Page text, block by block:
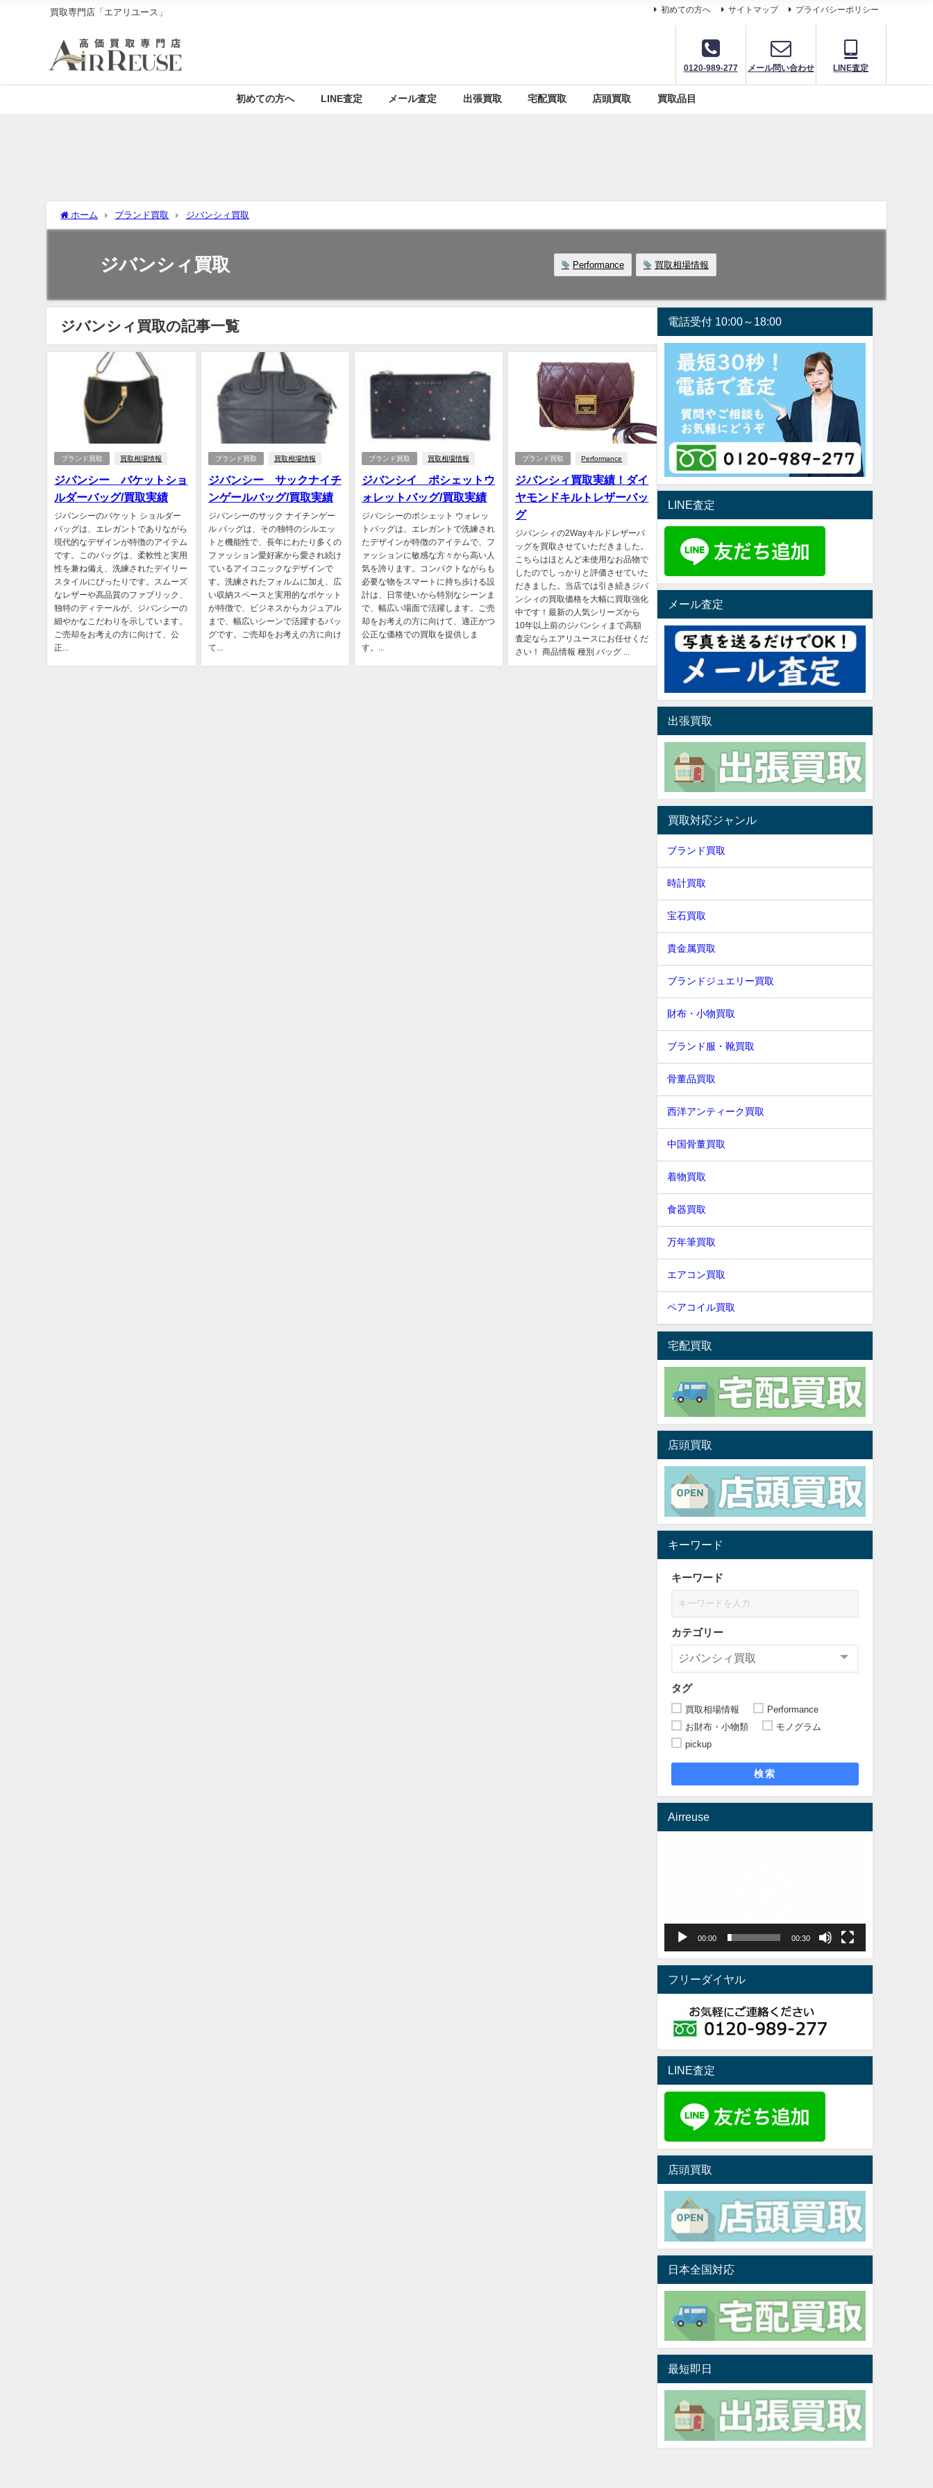
買取専門店「エアリユース」 初めての方へ サイトマップ プライバシーポリシー
0120-989-277 メール問い合わせ LINE査定
初めての方へ LINE査定 メール査定 出張買取 宅配買取 店頭買取 買取品目
ホーム ブランド買取 ジバンシィ買取
ジバンシィ買取 Performance 買取相場情報
ジバンシィ買取の記事一覧
ブランド買取 買取相場情報
ジバンシー バケットショ
ルダーバッグ/買取実績
ジバンシーのバケット ショルダー
バッグは、エレガントでありながら
現代的なデザインが特徴のアイテム
です。このバッグは、柔軟性と実用
性を兼ね備え、洗練されたデイリー
スタイルにぴったりです。スムーズ
なレザーや高品質のファブリック、
独特のディテールが、ジバンシーの
細やかなこだわりを示しています。
ご売却をお考えの方に向けて、公
正...
ブランド買取 買取相場情報
ジバンシー サックナイチ
ンゲールバッグ/買取実績
ジバンシーのサック ナイチンゲー
ル バッグは、その独特のシルエッ
トと機能性で、長年にわたり多くの
ファッション愛好家から愛され続け
ているアイコニックなデザインで
す。洗練されたフォルムに加え、広
い収納スペースと実用的なポケット
が特徴で、ビジネスからカジュアル
まで、幅広いシーンで活躍するバッ
グです。ご売却をお考えの方に向け
て...
ブランド買取 買取相場情報
ジバンシイ ポシェットウ
ォレットバッグ/買取実績
ジバンシーのポシェット ウォレッ
トバッグは、エレガントで洗練され
たデザインが特徴のアイテムで、フ
ァッションに敏感な方々から高い人
気を誇ります。コンパクトながらも
必要な物をスマートに持ち歩ける設
計は、日常使いから特別なシーンま
で、幅広い場面で活躍します。ご売
却をお考えの方に向けて、適正かつ
公正な価格での買取を提供しま
す。...
ブランド買取 Performance
ジバンシィ買取実績！ダイ
ヤモンドキルトレザーバッ
グ
ジバンシィの2Wayキルドレザーバ
ッグを買取させていただきました。
こちらはほとんど未使用なお品物で
したのでしっかりと評価させていた
だきました。当店では引き続きジバ
ンシィの買取価格を大幅に買取強化
中です！最新の人気シリーズから
10年以上前のジバンシィまで高額
査定ならエアリユースにお任せくだ
さい！ 商品情報 種別 バッグ ...
電話受付 10:00～18:00
LINE査定
メール査定
出張買取
買取対応ジャンル
ブランド買取
時計買取
宝石買取
貴金属買取
ブランドジュエリー買取
財布・小物買取
ブランド服・靴買取
骨董品買取
西洋アンティーク買取
中国骨董買取
着物買取
食器買取
万年筆買取
エアコン買取
ペアコイル買取
宅配買取
店頭買取
キーワード
キーワード
カテゴリー
タグ
買取相場情報
Performance
お財布・小物類
モノグラム
pickup
検索
Airreuse
ー
00:00 00:30
フリーダイヤル
LINE査定
店頭買取
日本全国対応
最短即日